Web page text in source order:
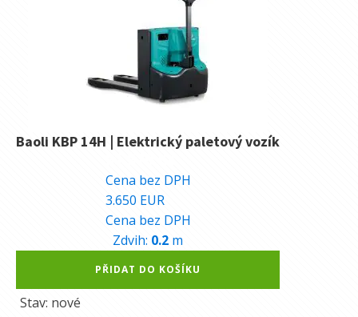
Baoli KBP 14H | Elektrický paletový vozík
Cena bez DPH
3.650 EUR
Cena bez DPH
Zdvih: 0.2 m
PŘIDAT DO KOŠÍKU
Stav: nové